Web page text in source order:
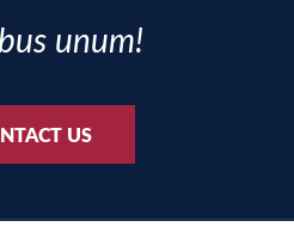
unum!
US